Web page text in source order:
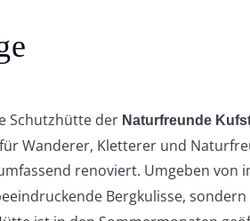
Schutzhütte der Naturfreunde
Wanderer, Kletterer und
renoviert. Umgeben von
Bergkulisse,